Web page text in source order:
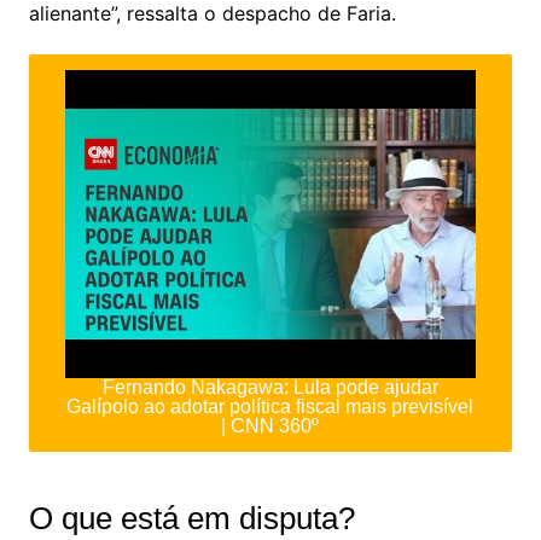
alienante”, ressalta o despacho de Faria.
Fernando Nakagawa: Lula pode ajudar
Galípolo ao adotar política fiscal mais previsível
| CNN 360º
O que está em disputa?